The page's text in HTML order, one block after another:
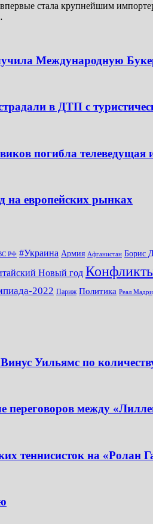
стала крупнейшим
Международную
в ДТП с
погибла телеведущая
на европейских рынках
РФ #Украина Армия Афганистан Борис
Новый год
2022 Париж Политика Реал
Уильямс по
переговоров между
теннисисток на «Ролан